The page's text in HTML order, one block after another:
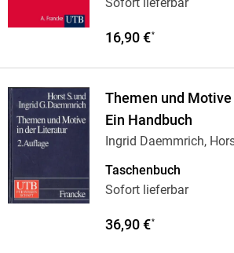
16,90 €*
Themen und
Ein Handbuch
Ingrid Daemmrich,
Taschenbuch
Sofort lieferbar
36,90 €*